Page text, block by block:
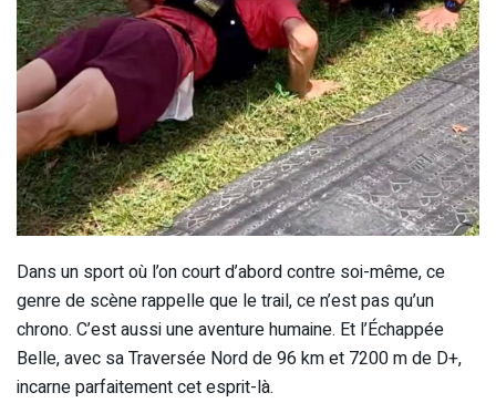
Dans un sport où l’on court d’abord contre soi-même, ce
genre de scène rappelle que le trail, ce n’est pas qu’un
chrono. C’est aussi une aventure humaine. Et l’Échappée
Belle, avec sa Traversée Nord de 96 km et 7200 m de D+,
incarne parfaitement cet esprit-là.